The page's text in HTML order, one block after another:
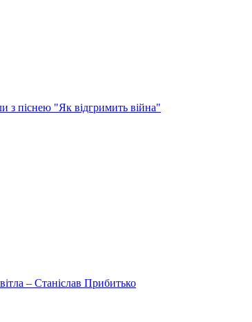
з піснею "Як відгримить війна"
– Станіслав Прибитько